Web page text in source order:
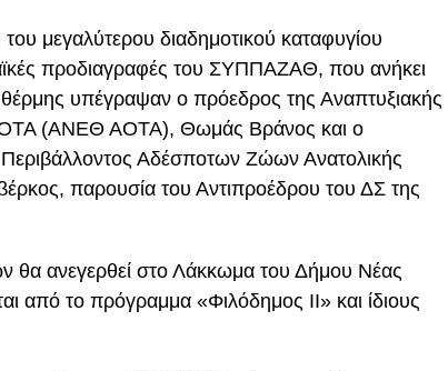
μεγαλύτερου διαδημοτικού καταφυγίου
προδιαγραφές του ΣΥΠΠΑΖΑΘ, που ανήκει
υπέγραψαν ο πρόεδρος της Αναπτυξιακής
ΟΤΑ (ΑΝΕΘ ΑΟΤΑ), Θωμάς Βράνος και ο
Αδέσποτων Ζώων Ανατολικής
παρουσία του Αντιπροέδρου του ΔΣ της
θα ανεγερθεί στο Λάκκωμα του Δήμου Νέας
από το πρόγραμμα «Φιλόδημος ΙΙ» και ίδιους